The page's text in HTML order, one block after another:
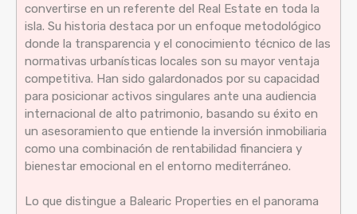
convertirse en un referente del Real Estate en toda la
isla. Su historia destaca por un enfoque metodológico
donde la transparencia y el conocimiento técnico de las
normativas urbanísticas locales son su mayor ventaja
competitiva. Han sido galardonados por su capacidad
para posicionar activos singulares ante una audiencia
internacional de alto patrimonio, basando su éxito en
un asesoramiento que entiende la inversión inmobiliaria
como una combinación de rentabilidad financiera y
bienestar emocional en el entorno mediterráneo.
Lo que distingue a Balearic Properties en el panorama